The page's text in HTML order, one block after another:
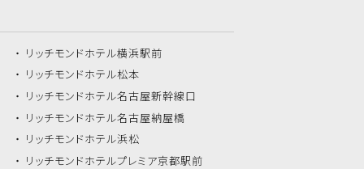
リッチモンドホテル横浜駅前
リッチモンドホテル松本
リッチモンドホテル名古屋新幹線口
リッチモンドホテル名古屋納屋橋
リッチモンドホテル浜松
リッチモンドホテルプレミア京都駅前